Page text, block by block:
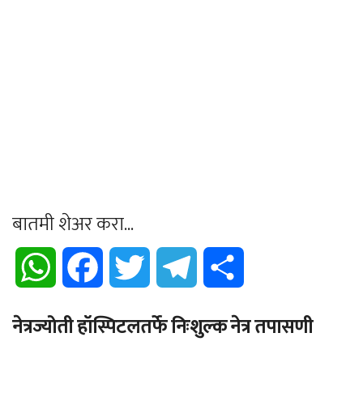
बातमी शेअर करा...
WhatsApp Facebook Twitter Telegram
नेत्रज्योती हॉस्पिटलतर्फे निःशुल्क नेत्र तपासणी